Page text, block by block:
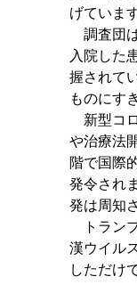
げていま
調査団は
入院した
握されて
ものにす
新型コ
や治療法
階で国際
発令され
発は周知
トラン
漢ウイル
しただけ